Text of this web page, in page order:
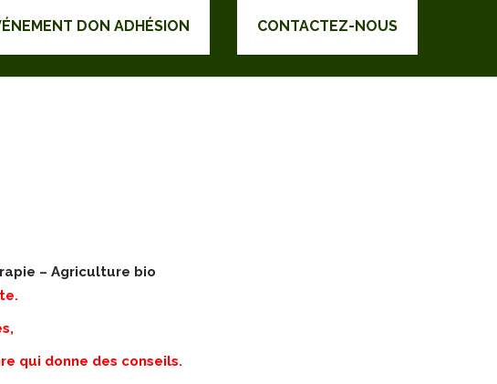
DON ADHÉSION CONTACTEZ-NOUS
– Agriculture bio
qui donne des conseils.